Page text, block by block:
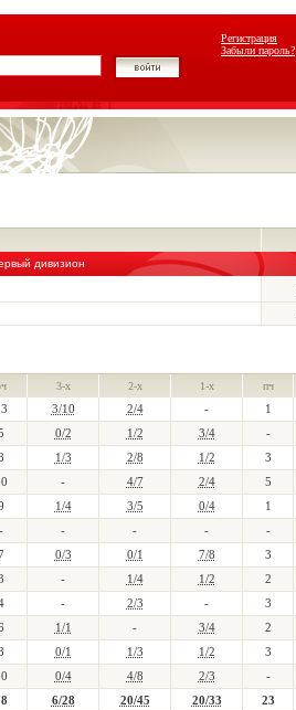
Регистрация
Забыли пароль?
дивизион
3-х 2-х 1-х пч
3/10 2/4 - 1
0/2 1/2 3/4 -
1/3 2/8 1/2 3
- 4/7 2/4 5
1/4 3/5 0/4 1
- - - - -
0/3 0/1 7/8 3
- 1/4 1/2 2
- 2/3 - 3
1/1 - 3/4 2
0/1 1/3 1/2 3
0/4 4/8 2/3 -
6/28 20/45 20/33 23